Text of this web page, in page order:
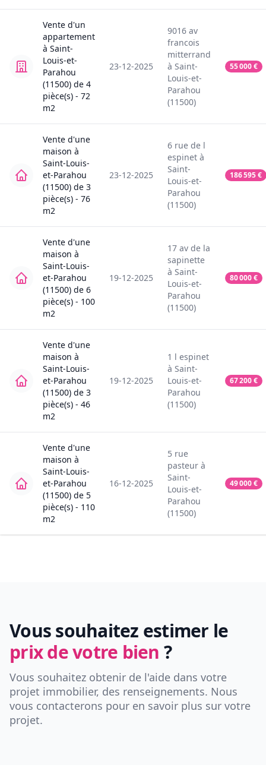
Vente d'un
appartement
à Saint-
Louis-et-
Parahou
(11500) de 4
pièce(s) - 72
m2
23-12-2025
9016 av
francois
mitterrand
à Saint-
Louis-et-
Parahou
(11500)
55 000€
Vente d'une
maison à
Saint-Louis-
et-Parahou
(11500) de 3
pièce(s) - 76
m2
23-12-2025
6 rue de l
espinet à
Saint-
Louis-et-
Parahou
(11500)
186 595€
Vente d'une
maison à
Saint-Louis-
et-Parahou
(11500) de 6
pièce(s) - 100
m2
19-12-2025
17 av de la
sapinette
à Saint-
Louis-et-
Parahou
(11500)
80 000€
Vente d'une
maison à
Saint-Louis-
et-Parahou
(11500) de 3
pièce(s) - 46
m2
19-12-2025
1 l espinet
à Saint-
Louis-et-
Parahou
(11500)
67 200€
Vente d'une
maison à
Saint-Louis-
et-Parahou
(11500) de 5
pièce(s) - 110
m2
16-12-2025
5 rue
pasteur à
Saint-
Louis-et-
Parahou
(11500)
49 000€
Vous souhaitez estimer le
prix de votre bien ?
Vous souhaitez obtenir de l'aide dans votre
projet immobilier, des renseignements. Nous
vous contacterons pour en savoir plus sur votre
projet.